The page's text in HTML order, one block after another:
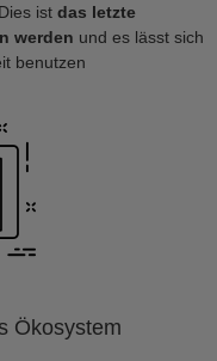
ist das letzte
werden und es lässt sich
benutzen
Ökosystem